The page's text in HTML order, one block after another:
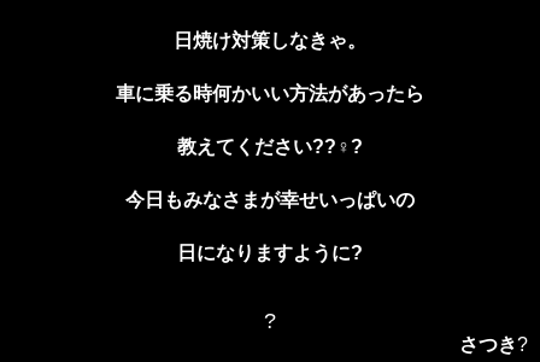
日焼け対策しなきゃ。
車に乗る時何かいい方法があったら
教えてください??♀?
今日もみなさまが幸せいっぱいの
日になりますように?
?
さつき?